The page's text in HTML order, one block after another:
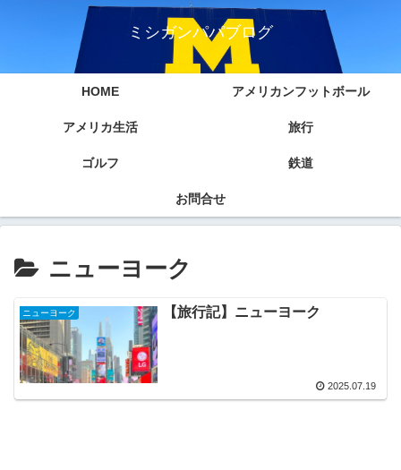
ミシガンパパブログ
HOME アメリカンフットボール
アメリカ生活 旅行
ゴルフ 鉄道
お問合せ
ニューヨーク
ニューヨーク 【旅行記】ニューヨーク
2025.07.19